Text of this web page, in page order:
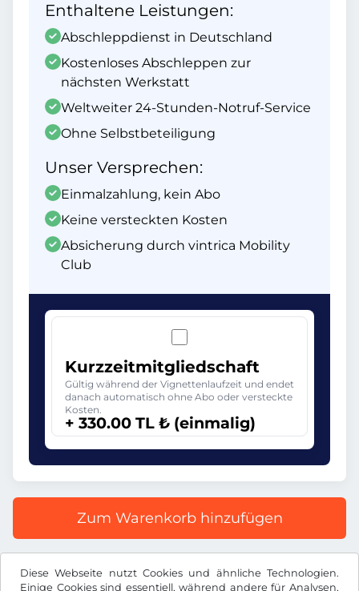
Diese Webseite nutzt Cookies und ähnliche Technologien.
Einige Cookies sind essentiell, während andere für Analysen,
Enthaltene Leistungen:
Abschleppdienst in Deutschland
Kostenloses Abschleppen zur
nächsten Werkstatt
Weltweiter 24-Stunden-Notruf-Service
Ohne Selbstbeteiligung
Unser Versprechen:
Einmalzahlung, kein Abo
Keine versteckten Kosten
Absicherung durch vintrica Mobility
Club
Kurzzeitmitgliedschaft
Gültig während der Vignettenlaufzeit und endet
danach automatisch ohne Abo oder versteckte
Kosten.
+ 330.00 TL ₺ (einmalig)
Zum Warenkorb hinzufügen
Alle Preise inkl. gesetzlicher MwSt.